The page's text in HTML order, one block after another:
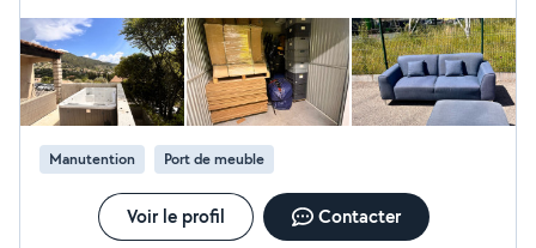
Manutention Port de meuble
Voir le profil Contacter